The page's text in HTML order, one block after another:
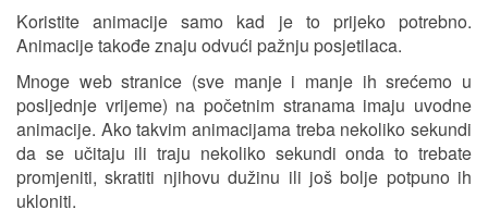
Koristite animacije samo kad je to prijeko potrebno.
Animacije takođe znaju odvući pažnju posjetilaca.
Mnoge web stranice (sve manje i manje ih srećemo u
posljednje vrijeme) na početnim stranama imaju uvodne
animacije. Ako takvim animacijama treba nekoliko sekundi
da se učitaju ili traju nekoliko sekundi onda to trebate
promjeniti, skratiti njihovu dužinu ili još bolje potpuno ih
ukloniti.